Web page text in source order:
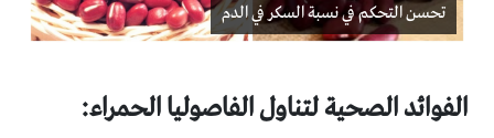
تحسن التحكم في نسبة السكر في الدم
الفوائد الصحية لتناول الفاصوليا الحمراء:‏